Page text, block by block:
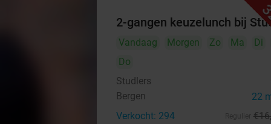
2-gangen keuzelunch bij
Vandaag Morgen Zo Ma Di
Do
Studlers
Bergen 22
Verkocht: 294 €16